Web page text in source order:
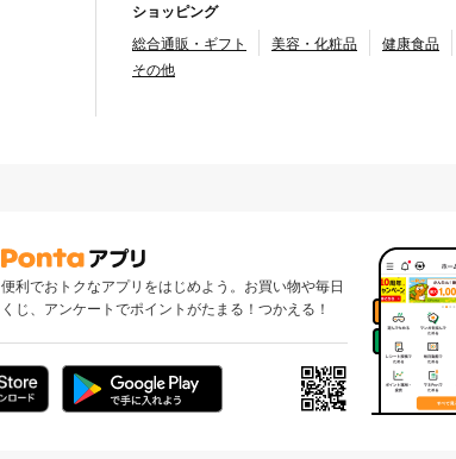
ショッピング
総合通販・ギフト
美容・化粧品 健康食品
その他
便利でおトクなアプリをはじめよう。お買い物や毎日
くじ、アンケートでポイントがたまる！つかえる！